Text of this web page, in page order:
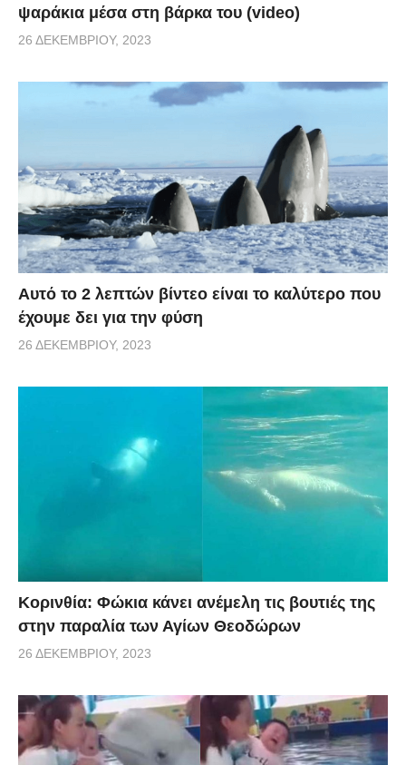
ψαράκια μέσα στη βάρκα του (video)
26 ΔΕΚΕΜΒΡΊΟΥ, 2023
Αυτό το 2 λεπτών βίντεο είναι το καλύτερο που
έχουμε δει για την φύση
26 ΔΕΚΕΜΒΡΊΟΥ, 2023
Κορινθία: Φώκια κάνει ανέμελη τις βουτιές της
στην παραλία των Αγίων Θεοδώρων
26 ΔΕΚΕΜΒΡΊΟΥ, 2023